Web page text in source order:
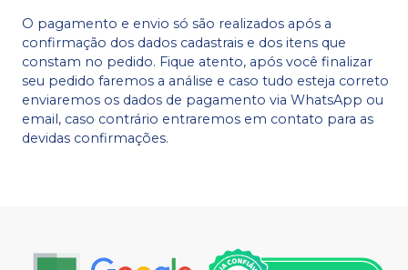
O pagamento e envio só são realizados após a
confirmação dos dados cadastrais e dos itens que
constam no pedido. Fique atento, após você finalizar
seu pedido faremos a análise e caso tudo esteja correto
enviaremos os dados de pagamento via WhatsApp ou
email, caso contrário entraremos em contato para as
devidas confirmações.